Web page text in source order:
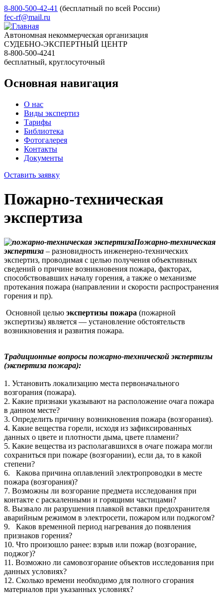
8-800-500-42-41 (бесплатный по всей России)
fec-rf@mail.ru
Автономная некоммерческая организация
СУДЕБНО-ЭКСПЕРТНЫЙ ЦЕНТР
8-800-500-4241
бесплатный, круглосуточный
Основная навигация
О нас
Виды экспертиз
Тарифы
Библиотека
Фотогалерея
Контакты
Документы
Оставить заявку
Пожарно-техническая
экспертиза
Пожарно-техническая
экспертиза – разновидность инженерно-технических
экспертиз, проводимая с целью получения объективных
сведений о причине возникновения пожара, факторах,
способствовавших началу горения, а также о механизме
протекания пожара (направлении и скорости распространения
горения и пр).
Основной целью экспертизы пожара (пожарной
экспертизы) является — установление обстоятельств
возникновения и развития пожара.
Традиционные вопросы пожарно-технической экспертизы
(экспертиза пожара):
1. Установить локализацию места первоначального
возгорания (пожара).
2. Какие признаки указывают на расположение очага пожара
в данном месте?
3. Определить причину возникновения пожара (возгорания).
4. Какие вещества горели, исходя из зафиксированных
данных о цвете и плотности дыма, цвете пламени?
5. Какие вещества из располагавшихся в очаге пожара могли
сохраниться при пожаре (возгорании), если да, то в какой
степени?
6. Какова причина оплавлений электропроводки в месте
пожара (возгорания)?
7. Возможны ли возгорание предмета исследования при
контакте с раскаленными и горящими частицами?
8. Вызвало ли разрушения плавкой вставки предохранителя
аварийным режимом в электросети, пожаром или поджогом?
9. Каков временной период нагревания до появления
признаков горения?
10. Что произошло ранее: взрыв или пожар (возгорание,
поджог)?
11. Возможно ли самовозгорание объектов исследования при
данных условиях?
12. Сколько времени необходимо для полного сгорания
материалов при указанных условиях?